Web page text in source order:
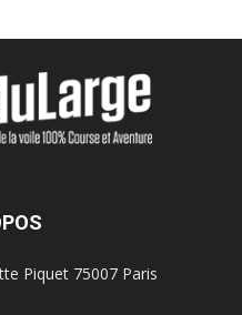
Piquet 75007 Paris